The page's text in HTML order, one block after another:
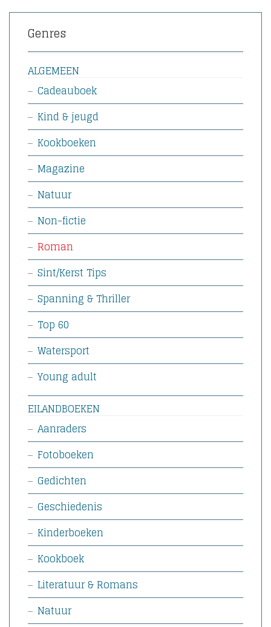
Genres
ALGEMEEN
Cadeauboek
Kind & jeugd
Kookboeken
Magazine
Natuur
Non-fictie
Roman
Sint/Kerst Tips
Spanning & Thriller
Top 60
Watersport
Young adult
EILANDBOEKEN
Aanraders
Fotoboeken
Gedichten
Geschiedenis
Kinderboeken
Kookboek
Literatuur & Romans
Natuur